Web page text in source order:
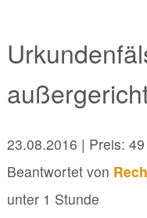
23.08.2016 | Preis:
Beantwortet von
unter 1 Stunde